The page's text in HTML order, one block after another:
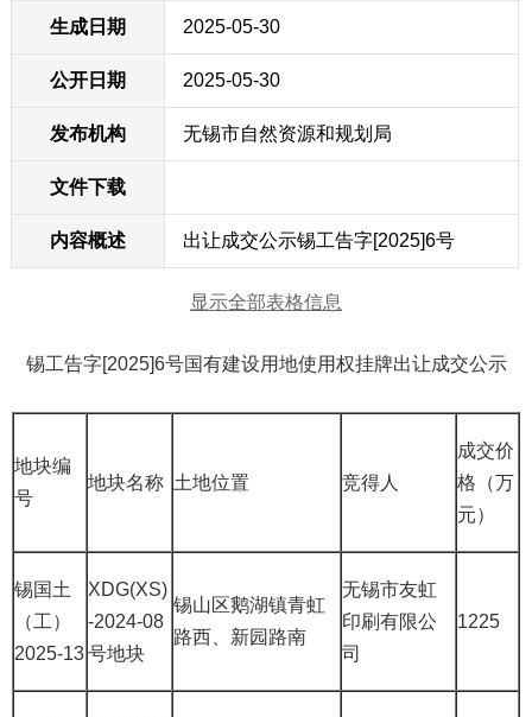
生成日期 2025-05-30
公开日期 2025-05-30
发布机构 无锡市自然资源和规划局
文件下载
内容概述 出让成交公示锡工告字[2025]6号
显示全部表格信息
锡工告字[2025]6号国有建设用地使用权挂牌出让成交公示
地块编
号
地块名称 土地位置 竞得人
成交价
格（万
元）
锡国土
（工）
2025-13
XDG(XS)
-2024-08
号地块
锡山区鹅湖镇青虹
路西、新园路南
无锡市友虹
印刷有限公
司
1225